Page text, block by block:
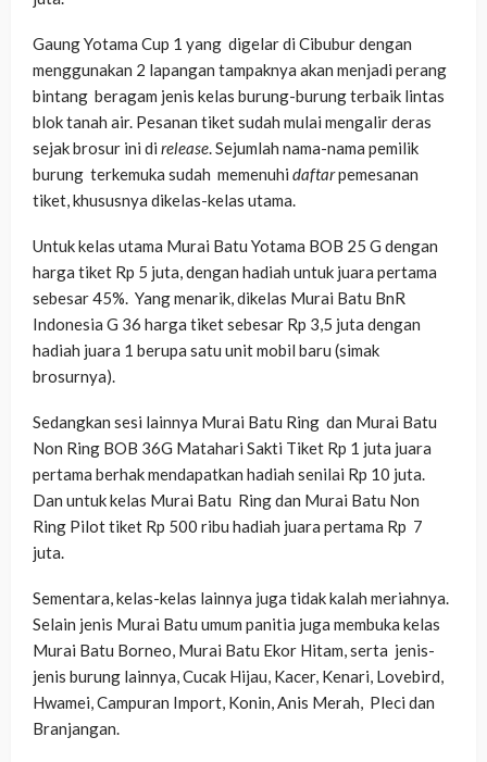
Gaung Yotama Cup 1 yang digelar di Cibubur dengan
menggunakan 2 lapangan tampaknya akan menjadi perang
bintang beragam jenis kelas burung-burung terbaik lintas
blok tanah air. Pesanan tiket sudah mulai mengalir deras
sejak brosur ini di release . Sejumlah nama-nama pemilik
burung terkemuka sudah memenuhi daftarpemesanan
tiket, khususnya dikelas-kelas utama.
Untuk kelas utama Murai Batu Yotama BOB 25 G dengan
harga tiket Rp 5 juta, dengan hadiah untuk juara pertama
sebesar 45%. Yang menarik, dikelas Murai Batu BnR
Indonesia G 36 harga tiket sebesar Rp 3,5 juta dengan
hadiah juara 1 berupa satu unit mobil baru (simak
brosurnya).
Sedangkan sesi lainnya Murai Batu Ring dan Murai Batu
Non Ring BOB 36G Matahari Sakti Tiket Rp 1 juta juara
pertama berhak mendapatkan hadiah senilai Rp 10 juta.
Dan untuk kelas Murai Batu Ring dan Murai Batu Non
Ring Pilot tiket Rp 500 ribu hadiah juara pertama Rp 7
juta.
Sementara, kelas-kelas lainnya juga tidak kalah meriahnya.
Selain jenis Murai Batu umum panitia juga membuka kelas
Murai Batu Borneo, Murai Batu Ekor Hitam, serta jenis-
jenis burung lainnya, Cucak Hijau, Kacer, Kenari, Lovebird,
Hwamei, Campuran Import, Konin, Anis Merah, Pleci dan
Branjangan.